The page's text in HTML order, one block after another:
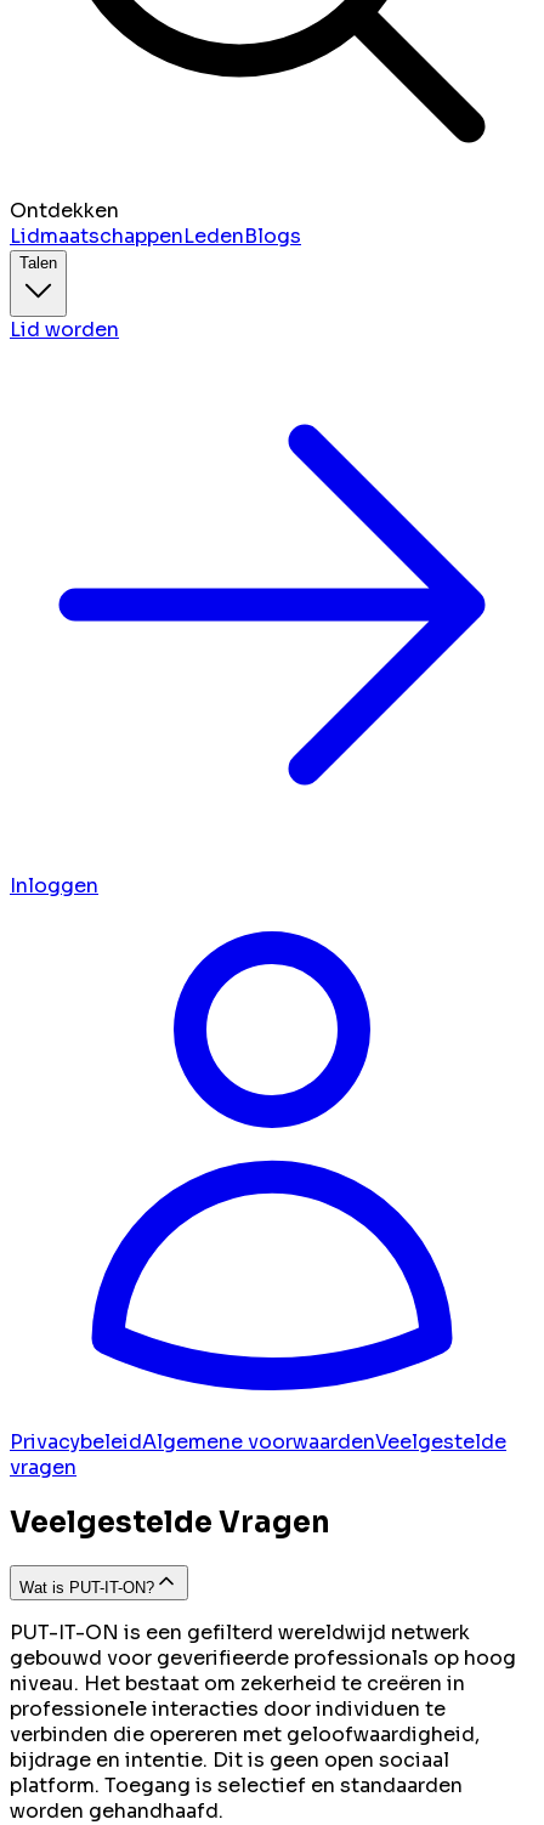
Ontdekken
LidmaatschappenLedenBlogs
Talen
Lid worden
Inloggen
PrivacybeleidAlgemene voorwaardenVeelgestelde
vragen
Veelgestelde Vragen
Wat is PUT-IT-ON?
PUT-IT-ON is een gefilterd wereldwijd netwerk
gebouwd voor geverifieerde professionals op hoog
niveau. Het bestaat om zekerheid te creëren in
professionele interacties door individuen te
verbinden die opereren met geloofwaardigheid,
bijdrage en intentie. Dit is geen open sociaal
platform. Toegang is selectief en standaarden
worden gehandhaafd.